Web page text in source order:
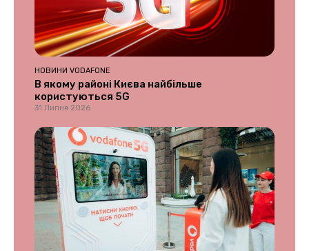
НОВИНИ VODAFONE
В якому районі Києва найбільше
користуються 5G
31 Липня 2026